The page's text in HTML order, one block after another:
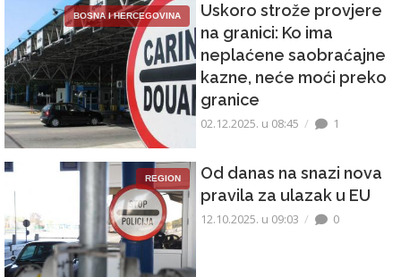
BOSNA I HERCEGOVINA
Uskoro strože provjere
na granici: Ko ima
neplaćene saobraćajne
kazne, neće moći preko
granice
02.12.2025. u 08:45 1
REGION
Od danas na snazi nova
pravila za ulazak u EU
12.10.2025. u 09:03 0